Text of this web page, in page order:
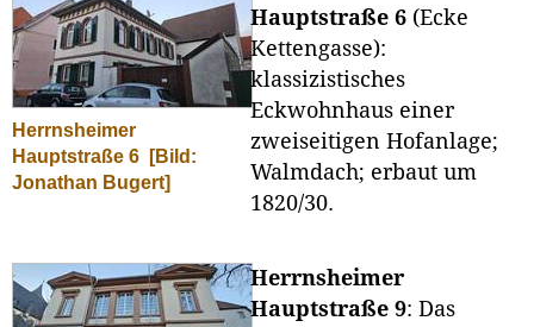
Herrnsheimer
Hauptstraße 6
[Bild:
Jonathan Bugert]
Hauptstraße 6 (Ecke
Kettengasse):
klassizistisches
Eckwohnhaus einer
zweiseitigen Hofanlage;
Walmdach; erbaut um
1820/30.
Herrnsheimer
Hauptstraße 9: Das